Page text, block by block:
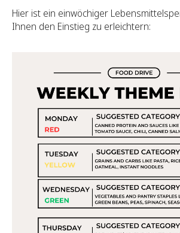
Hier ist ein einwöchiger
Ihnen den Einstieg zu erleichtern: